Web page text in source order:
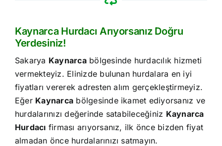
Hakkımızda
Blog
İletişim
Kaynarca Hurdacı Arıyorsanız Doğru
Yerdesiniz!
Sakarya Kaynarcabölgesinde hurdacılık hizmeti
vermekteyiz. Elinizde bulunan hurdalara en iyi
fiyatları vererek adresten alım gerçekleştirmeyiz.
Eğer Kaynarca bölgesinde ikamet ediyorsanız ve
hurdalarınızı değerinde satabileceğiniz Kaynarca
Hurdacı firması arıyorsanız, ilk önce bizden fiyat
almadan önce hurdalarınızı satmayın.